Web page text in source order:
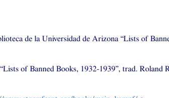
de la Universidad de Arizona “Lists of
of Banned Books, 1932-1939”, trad. Roland